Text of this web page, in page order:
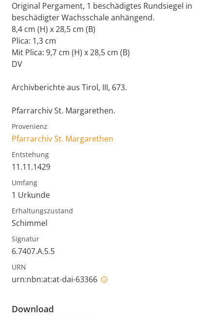
Original Pergament, 1 beschädigtes Rundsiegel in
beschädigter Wachsschale anhängend.
8,4 cm (H) x 28,5 cm (B)
Plica: 1,3 cm
Mit Plica: 9,7 cm (H) x 28,5 cm (B)
DV
Archivberichte aus Tirol, III, 673.
Pfarrarchiv St. Margarethen.
Provenienz
Pfarrarchiv St. Margarethen
Entstehung
11.11.1429
Umfang
1 Urkunde
Erhaltungszustand
Schimmel
Signatur
6.7407.A.5.5
URN
urn:nbn:at:at-dai-63366
Download